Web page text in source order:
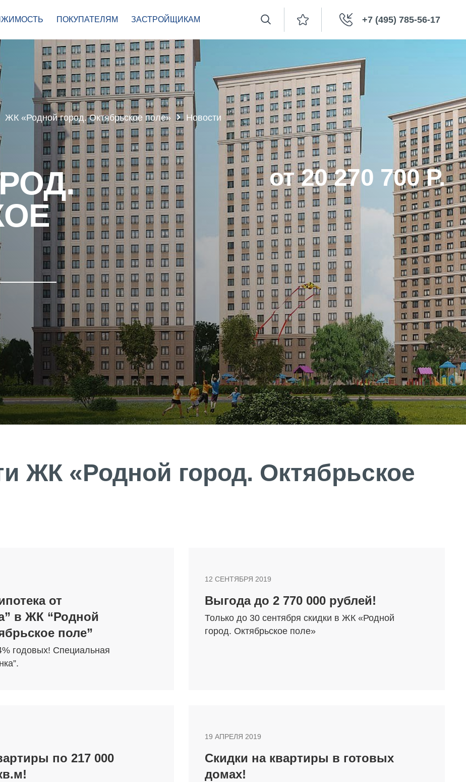
ПОКУПАТЕЛЯМ ЗАСТРОЙЩИКАМ +7 (495) 785-56-17
квартир
ЗАСТРОЙЩИКАМ
Консалтинг и аналитика
Управление продажами
БЕСТ-Новострой
Награды
ЖК «Родной город. Октябрьское поле» Новости
от 20 270 700 Р.
ЖК «Родной город. Октябрьское
от
в ЖК “Родной
поле”
годовых! Специальная
12 СЕНТЯБРЯ 2019
Выгода до 2 770 000 рублей!
Только до 30 сентября скидки в ЖК «Родной
город. Октябрьское поле»
по 217 000
19 АПРЕЛЯ 2019
Скидки на квартиры в готовых
домах!